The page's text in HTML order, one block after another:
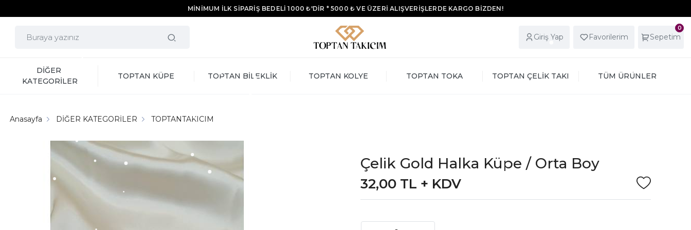
MİNİMUM İLK SİPARİŞ BEDELİ 1000 ₺'DİR * 5000 ₺ VE ÜZERİ ALIŞVERİŞLERDE KARGO BİZDEN!
Giriş Yap Favorilerim
0
Sepetim
DİĞER
KATEGORİLER
TOPTAN KÜPE TOPTAN BİLEKLİK TOPTAN KOLYE TOPTAN TOKA TOPTAN ÇELİK TAKI TÜM ÜRÜNLER
Anasayfa DİĞER KATEGORİLER TOPTANTAKICIM
Çelik Gold Halka Küpe / Orta Boy
32,00 TL + KDV